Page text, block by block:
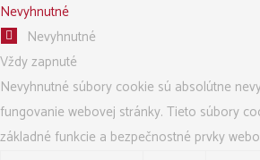
Nevyhnutné
Nevyhnutné
Vždy zapnuté
Nevyhnutné súbory cookie sú absolútne
fungovanie webovej stránky. Tieto súbory
základné funkcie a bezpečnostné prvky